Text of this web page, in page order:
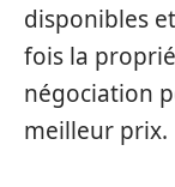
disponibles
fois la
négociation
meilleur prix.